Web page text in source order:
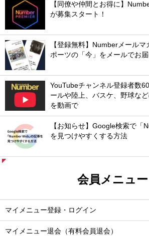
【同僚や仲間とお得に】
が募集スタート！
【登録無料】Numberメール
ポーツの「今」をメールでお届
YouTubeチャンネル登録者数
ールや陸上、バスケ、野球な
を動画で
【お知らせ】Google検索で「
を見つけやすくする方法
会員メニュー
マイメニュー登録・ログイン
マイメニュー退会（有料会員退会）